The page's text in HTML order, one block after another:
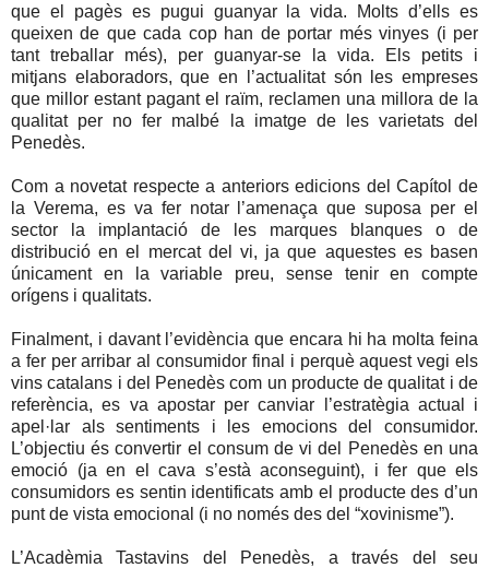
que el pagès es pugui guanyar la vida. Molts d’ells es
queixen de que cada cop han de portar més vinyes (i per
tant treballar més), per guanyar-se la vida. Els petits i
mitjans elaboradors, que en l’actualitat són les empreses
que millor estant pagant el raïm, reclamen una millora de la
qualitat per no fer malbé la imatge de les varietats del
Penedès.
Com a novetat respecte a anteriors edicions del Capítol de
la Verema, es va fer notar l’amenaça que suposa per el
sector la implantació de les marques blanques o de
distribució en el mercat del vi, ja que aquestes es basen
únicament en la variable preu, sense tenir en compte
orígens i qualitats.
Finalment, i davant l’evidència que encara hi ha molta feina
a fer per arribar al consumidor final i perquè aquest vegi els
vins catalans i del Penedès com un producte de qualitat i de
referència, es va apostar per canviar l’estratègia actual i
apel·lar als sentiments i les emocions del consumidor.
L’objectiu és convertir el consum de vi del Penedès en una
emoció (ja en el cava s’està aconseguint), i fer que els
consumidors es sentin identificats amb el producte des d’un
punt de vista emocional (i no només des del “xovinisme”).
L’Acadèmia Tastavins del Penedès, a través del seu